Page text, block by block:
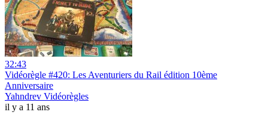
32:43
Vidéorègle #420: Les Aventuriers du Rail édition 10ème
Anniversaire
Yahndrev Vidéorègles
il y a 11 ans